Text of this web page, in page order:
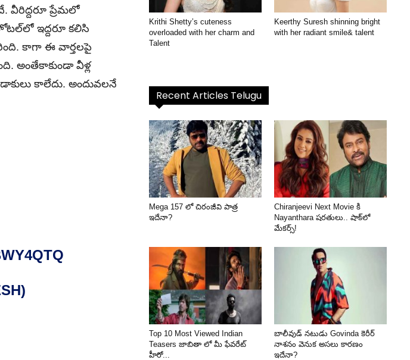
వీరిద్దరూ ప్రేమలో
ఇద్దరూ కలిసి
కాగా ఈ వార్తలపై
అంతేకాకుండా వీళ్ల
కాలేదు. అందువలనే
Krithi Shetty’s cuteness
overloaded with her charm and
Talent
Keerthy Suresh shinning bright
with her radiant smile& talent
Recent Articles Telugu
Mega 157 లో చిరంజీవి పాత్ర
ఇదేనా?
Chiranjeevi Next Movie కి
Nayanthara షరతులు.. షాక్‌లో
మేకర్స్!
Top 10 Most Viewed Indian
Teasers జాబితా లో మీ ఫేవరేట్
హీరో...
బాలీవుడ్ నటుడు Govinda కెరీర్
నాశనం వెనుక అసలు కారణం
ఇదేనా?